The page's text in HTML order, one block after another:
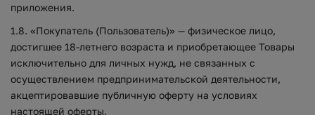
приложения.
1.8. «Покупатель (Пользователь)» — физическое лицо,
достигшее 18-летнего возраста и приобретающее Товары
исключительно для личных нужд, не связанных с
осуществлением предпринимательской деятельности,
акцептировавшие публичную оферту на условиях
настоящей оферты.